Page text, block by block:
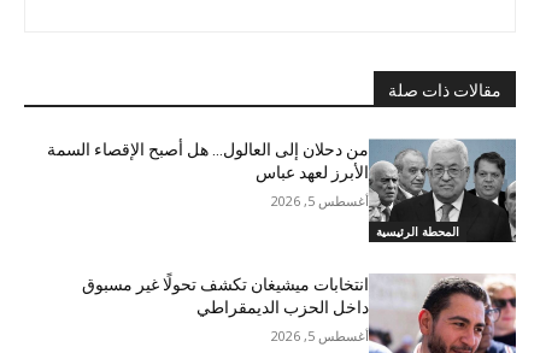
مقالات ذات صلة
المحطة الرئيسية
من دحلان إلى العالول… هل أصبح الإقصاء السمة
الأبرز لعهد عباس
أغسطس 5, 2026
انتخابات ميشيغان تكشف تحولًا غير مسبوق
داخل الحزب الديمقراطي
أغسطس 5, 2026